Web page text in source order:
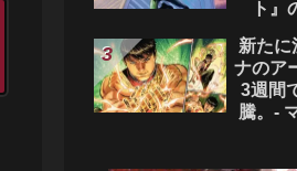
ト』
ク：
新たに
ナのア
3週間
騰。-